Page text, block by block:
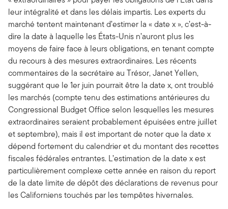
leur intégralité et dans les délais impartis. Les experts du
marché tentent maintenant d’estimer la « date x », c’est-à-
dire la date à laquelle les États-Unis n’auront plus les
moyens de faire face à leurs obligations, en tenant compte
du recours à des mesures extraordinaires. Les récents
commentaires de la secrétaire au Trésor, Janet Yellen,
suggérant que le 1er juin pourrait être la date x, ont troublé
les marchés (compte tenu des estimations antérieures du
Congressional Budget Office selon lesquelles les mesures
extraordinaires seraient probablement épuisées entre juillet
et septembre), mais il est important de noter que la date x
dépend fortement du calendrier et du montant des recettes
fiscales fédérales entrantes. L’estimation de la date x est
particulièrement complexe cette année en raison du report
de la date limite de dépôt des déclarations de revenus pour
les Californiens touchés par les tempêtes hivernales.